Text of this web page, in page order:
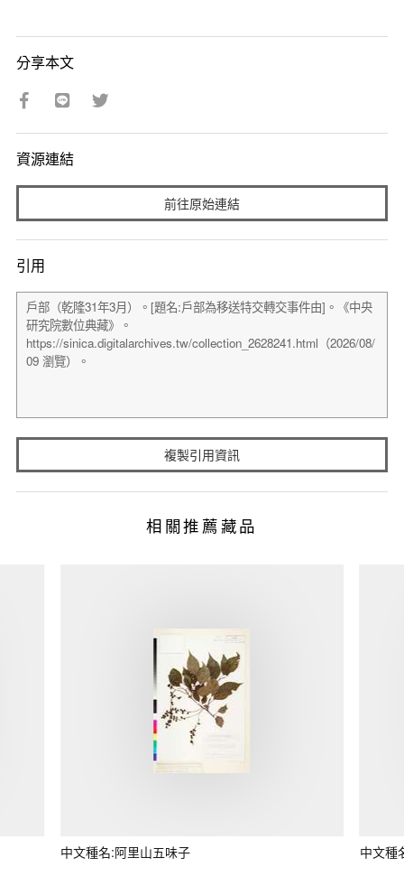
分享本文
資源連結
前往原始連結
引用
複製引用資訊
相關推薦藏品
中文種名:阿里山五味子 中文種